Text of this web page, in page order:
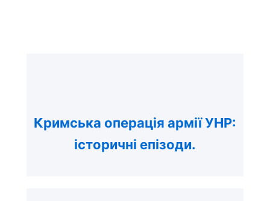
Кримська операція армії УНР:
історичні епізоди.